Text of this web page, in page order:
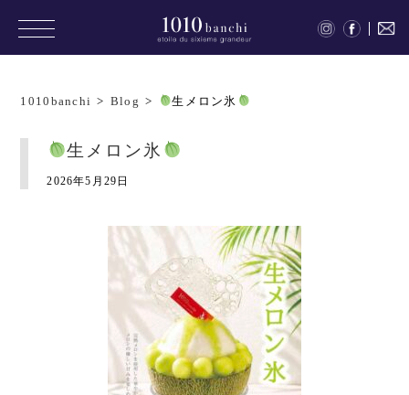
1010banchi > Blog > 生メロン氷
生メロン氷
2026年5月29日